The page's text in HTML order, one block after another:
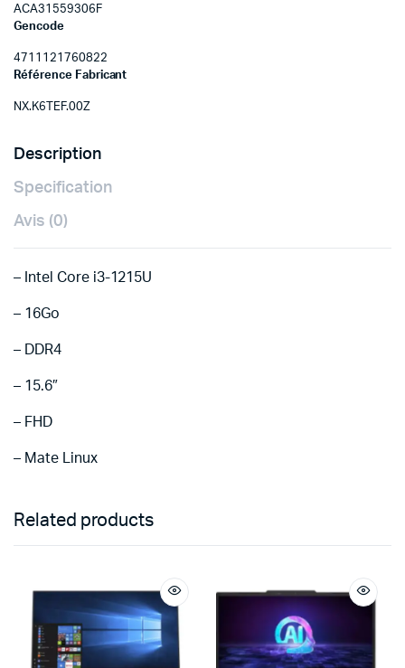
ACA31559306F
Gencode
4711121760822
Référence Fabricant
NX.K6TEF.00Z
Description
Specification
Avis (0)
– Intel Core i3-1215U
– 16Go
– DDR4
– 15.6″
– FHD
– Mate Linux
Related products